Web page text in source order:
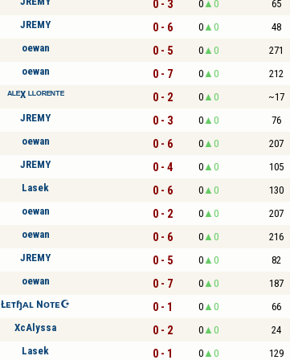
0 - 3 0 0 65
JREMY 0 - 6 0 0 48
oewan 0 - 5 0 0 271
oewan 0 - 7 0 0 212
ᴬᴸᴱX ᴸᴸᴼᴿᴱᴺᵀᴱ 0 - 2 0 0 ~17
JREMY 0 - 3 0 0 76
oewan 0 - 6 0 0 207
JREMY 0 - 4 0 0 105
Lasek 0 - 6 0 0 130
oewan 0 - 2 0 0 207
oewan 0 - 6 0 0 216
JREMY 0 - 5 0 0 82
oewan 0 - 7 0 0 187
Łᴇтɧᴀʟ Nᴏᴛᴇ☪ 0 - 1 0 0 66
XcAlyssa 0 - 2 0 0 24
Lasek 0 - 1 0 0 129